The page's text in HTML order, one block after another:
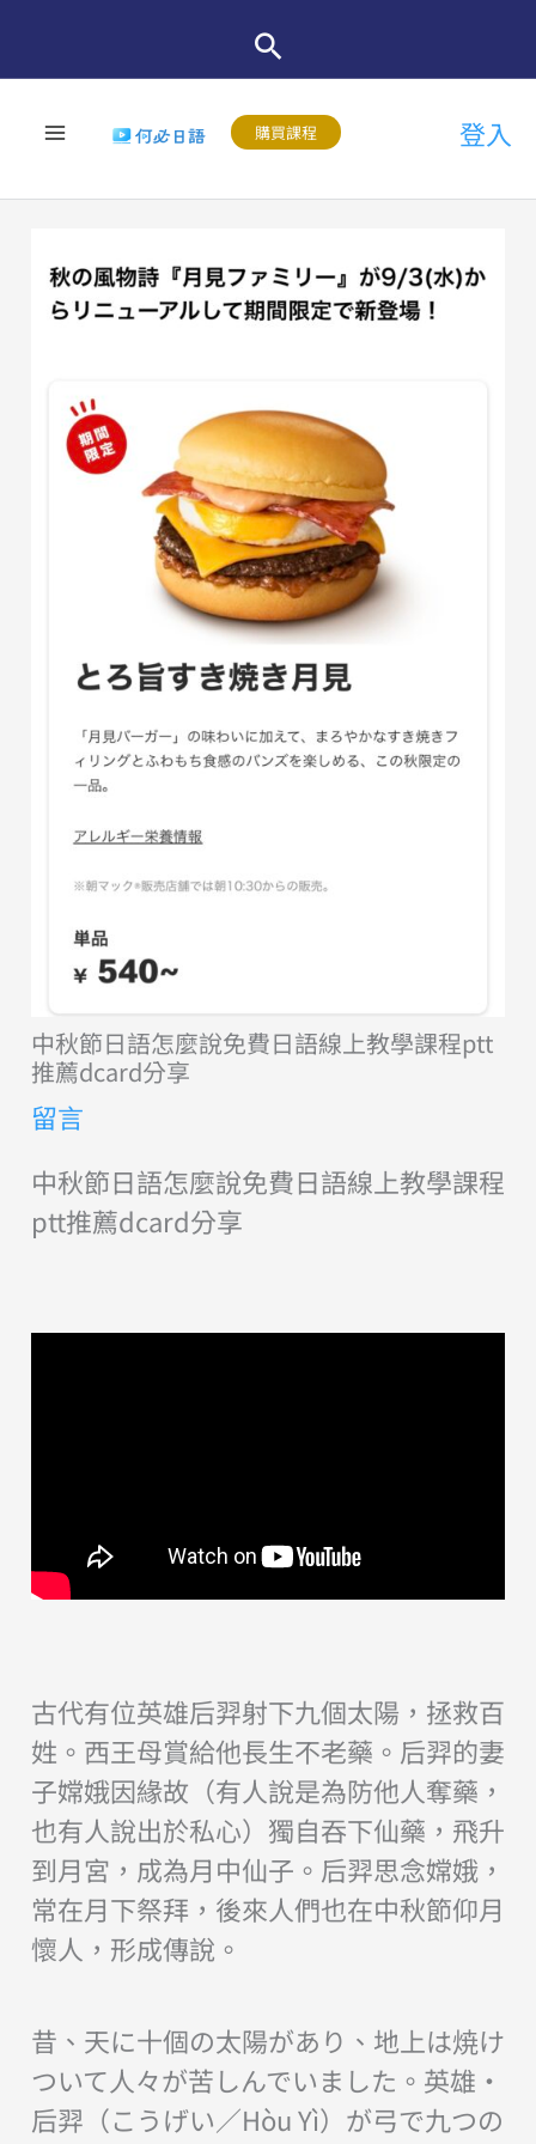
購買課程 登入
中秋節日語怎麼說免費日語線上教學課程ptt
推薦dcard分享
留言
中秋節日語怎麼說免費日語線上教學課程
ptt推薦dcard分享
古代有位英雄后羿射下九個太陽，拯救百
姓。西王母賞給他長生不老藥。后羿的妻
子嫦娥因緣故（有人說是為防他人奪藥，
也有人說出於私心）獨自吞下仙藥，飛升
到月宮，成為月中仙子。后羿思念嫦娥，
常在月下祭拜，後來人們也在中秋節仰月
懷人，形成傳說。
昔、天に十個の太陽があり、地上は焼け
ついて人々が苦しんでいました。英雄・
后羿（こうげい／Hòu Yì）が弓で九つの